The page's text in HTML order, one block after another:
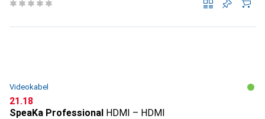
Videokabel
CHF
21.18
SpeaKa Professional HDMI – HDMI